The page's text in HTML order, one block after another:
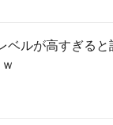
ベルが高すぎる